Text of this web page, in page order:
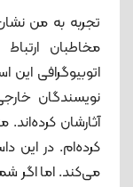
تجربه به من
مخاطبان
اتوبیوگرافی
نویسندگان
آثارشان
کرده‌ام. در این
می‌کند. اما اگر